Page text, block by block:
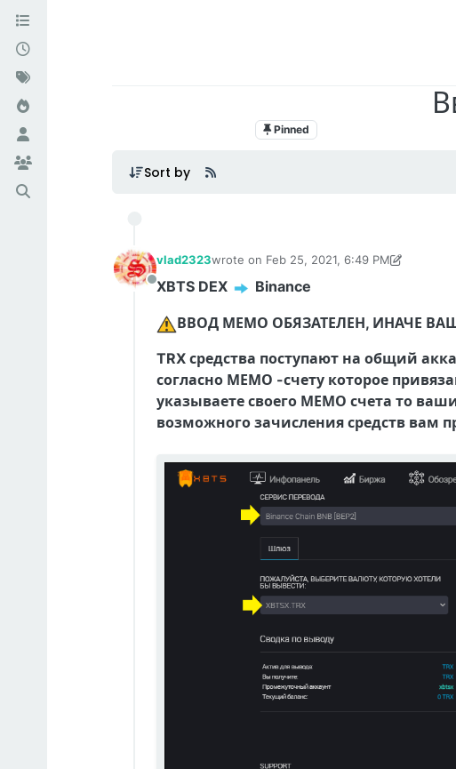
Pinned
Sort by
Offline
vlad2323wrote on Feb 25, 2021, 6:49 PM
last edited by vlad2323 Mar 21, 2021, 1:43
XBTS DEX ️ Binance
️ВВОД МЕМО ОБЯЗАТЕЛЕН, ИНАЧЕ
TRX средства поступают на общий
согласно МЕМО -счету которое
указываете своего МЕМО счета то
возможного зачисления средств вам